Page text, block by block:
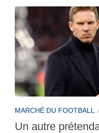
MARCHÉ DU FOOTBALL
Un autre